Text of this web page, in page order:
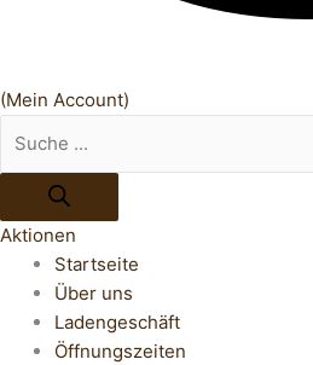
(Mein Account)
Aktionen
Startseite
Über uns
Ladengeschäft
Öffnungszeiten